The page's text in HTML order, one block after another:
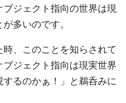
ジェクト指向の世界は現
多いのです。
、このことを知らされて
ジェクト指向は現実世界
るのかぁ！」と鵜呑みに